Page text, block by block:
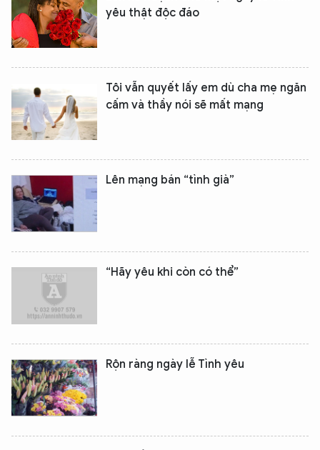
yêu thật độc đáo
Tôi vẫn quyết lấy em dù cha mẹ ngăn
cấm và thầy nói sẽ mất mạng
Lên mạng bán “tình già”
“Hãy yêu khi còn có thể”
Rộn ràng ngày lễ Tình yêu